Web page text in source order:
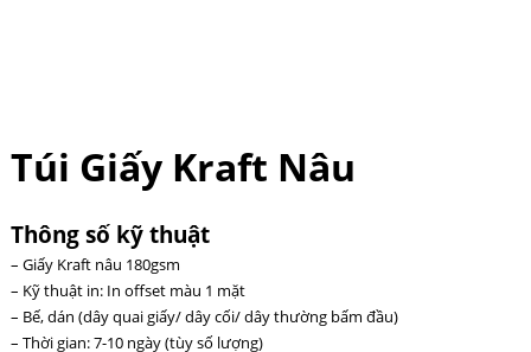
Túi Giấy Kraft Nâu
Thông số kỹ thuật
– Giấy Kraft nâu 180gsm
– Kỹ thuật in: In offset màu 1 mặt
– Bế, dán (dây quai giấy/ dây cối/ dây thường bấm đầu)
– Thời gian: 7-10 ngày (tùy số lượng)